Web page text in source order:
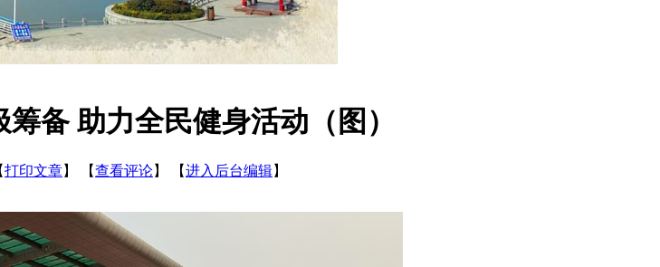
备 助力全民健身活动（图）
打印文章】 【查看评论】 【进入后台编辑】